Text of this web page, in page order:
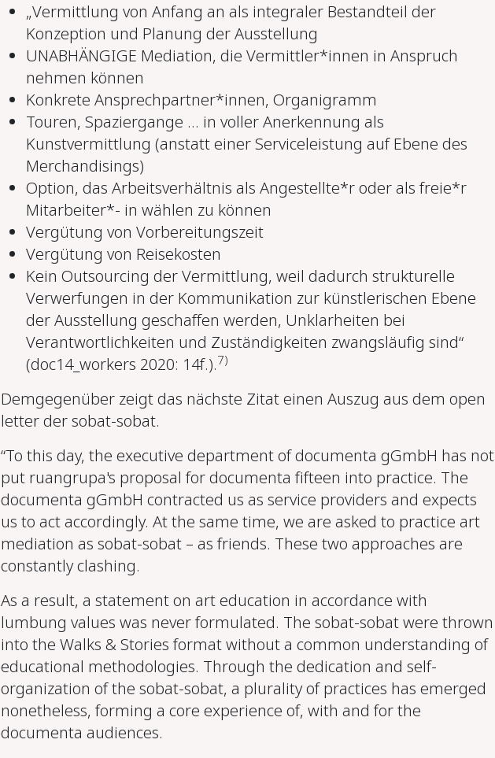
„Vermittlung von Anfang an als integraler Bestandteil der
Konzeption und Planung der Ausstellung
UNABHÄNGIGE Mediation, die Vermittler*innen in Anspruch
nehmen können
Konkrete Ansprechpartner*innen, Organigramm
Touren, Spaziergange ... in voller Anerkennung als
Kunstvermittlung (anstatt einer Serviceleistung auf Ebene des
Merchandisings)
Option, das Arbeitsverhältnis als Angestellte*r oder als freie*r
Mitarbeiter*- in wählen zu können
Vergütung von Vorbereitungszeit
Vergütung von Reisekosten
Kein Outsourcing der Vermittlung, weil dadurch strukturelle
Verwerfungen in der Kommunikation zur künstlerischen Ebene
der Ausstellung geschaffen werden, Unklarheiten bei
Verantwortlichkeiten und Zuständigkeiten zwangsläufig sind“
(doc14_workers 2020: 14f.).7)
Demgegenüber zeigt das nächste Zitat einen Auszug aus dem open
letter der sobat-sobat.
“To this day, the executive department of documenta gGmbH has not
put ruangrupa's proposal for documenta fifteen into practice. The
documenta gGmbH contracted us as service providers and expects
us to act accordingly. At the same time, we are asked to practice art
mediation as sobat-sobat – as friends. These two approaches are
constantly clashing.
As a result, a statement on art education in accordance with
lumbung values was never formulated. The sobat-sobat were thrown
into the Walks & Stories format without a common understanding of
educational methodologies. Through the dedication and self-
organization of the sobat-sobat, a plurality of practices has emerged
nonetheless, forming a core experience of, with and for the
documenta audiences.